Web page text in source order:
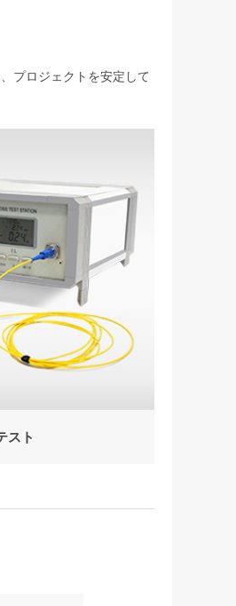
プロジェクトを安定して
スト